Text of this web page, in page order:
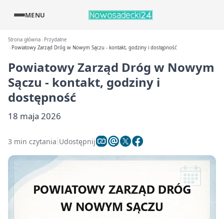
MENU
Strona główna
Przydatne
Powiatowy Zarząd Dróg w Nowym Sączu - kontakt, godziny i dostępność
Powiatowy Zarząd Dróg w Nowym
Sączu - kontakt, godziny i
dostępność
18 maja 2026
3 min czytania Udostępnij